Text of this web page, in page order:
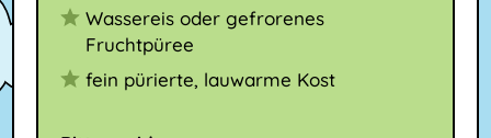
Wassereis oder gefrorenes
Fruchtpüree
fein pürierte, lauwarme Kost